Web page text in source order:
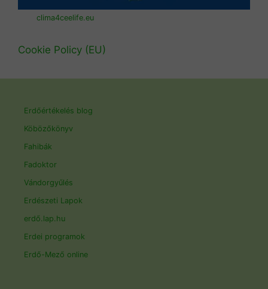
clima4ceelife.eu
Cookie Policy (EU)
Erdőértékelés blog
Köbözőkönyv
Fahibák
Fadoktor
Vándorgyűlés
Erdészeti Lapok
erdő.lap.hu
Erdei programok
Erdő-Mező online